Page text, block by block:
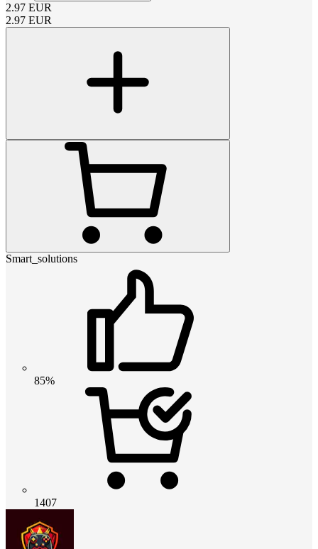
2.97 EUR
2.97 EUR
Smart_solutions
85%
1407